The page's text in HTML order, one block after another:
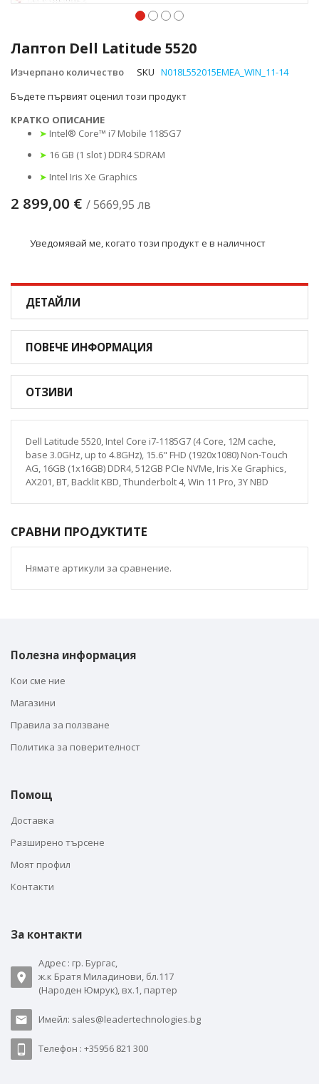
Лаптоп Dell Latitude 5520
Изчерпано количество SKU N018L552015EMEA_WIN_11-14
Бъдете първият оценил този продукт
КРАТКО ОПИСАНИЕ
➤ Intel® Core™ i7 Mobile 1185G7
➤ 16 GB (1 slot ) DDR4 SDRAM
➤ Intel Iris Xe Graphics
2 899,00 € / 5669,95 лв
Уведомявай ме, когато този продукт е в наличност
към
началото
на
със
ДЕТАЙЛИ
ПОВЕЧЕ ИНФОРМАЦИЯ
ОТЗИВИ
Dell Latitude 5520, Intel Core i7-1185G7 (4 Core, 12M cache,
base 3.0GHz, up to 4.8GHz), 15.6" FHD (1920x1080) Non-Touch
AG, 16GB (1x16GB) DDR4, 512GB PCIe NVMe, Iris Xe Graphics,
AX201, BT, Backlit KBD, Thunderbolt 4, Win 11 Pro, 3Y NBD
СРАВНИ ПРОДУКТИТЕ
Нямате артикули за сравнение.
Полезна информация
Кои сме ние
Магазини
Правила за ползване
Политика за поверителност
Помощ
Доставка
Разширено търсене
Моят профил
Контакти
За контакти
Адрес : гр. Бургас,
ж.к Братя Миладинови, бл.117
(Народен Юмрук), вх.1, партер
Имейл: sales@leadertechnologies.bg
Телефон : +35956 821 300